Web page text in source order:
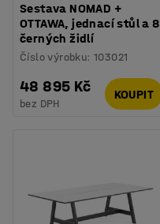
Sestava NOMAD +
OTTAWA, jednací stůl a 8
černých židlí
Číslo výrobku:103021
48 895 Kč
bez DPH
KOUPIT